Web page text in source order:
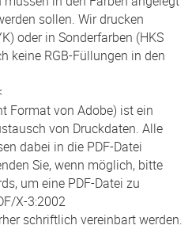
sollen. Wir drucken
oder in Sonderfarben (HKS
keine RGB-Füllungen in den
Format von Adobe) ist ein
von Druckdaten. Alle
dabei in die PDF-Datei
Sie, wenn möglich, bitte
um eine PDF-Datei zu
X-3:2002
schriftlich vereinbart werden.